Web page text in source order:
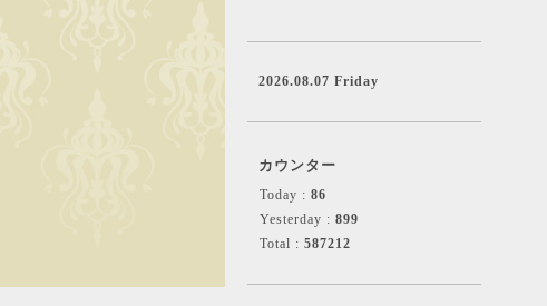
2026.08.07 Friday
カウンター
Today : 86
Yesterday : 899
Total : 587212